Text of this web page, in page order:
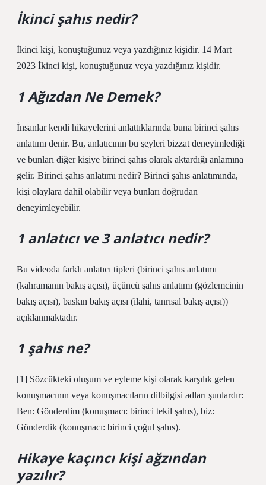
İkinci şahıs nedir?
İkinci kişi, konuştuğunuz veya yazdığınız kişidir. 14 Mart
2023 İkinci kişi, konuştuğunuz veya yazdığınız kişidir.
1 Ağızdan Ne Demek?
İnsanlar kendi hikayelerini anlattıklarında buna birinci şahıs
anlatımı denir. Bu, anlatıcının bu şeyleri bizzat deneyimlediği
ve bunları diğer kişiye birinci şahıs olarak aktardığı anlamına
gelir. Birinci şahıs anlatımı nedir? Birinci şahıs anlatımında,
kişi olaylara dahil olabilir veya bunları doğrudan
deneyimleyebilir.
1 anlatıcı ve 3 anlatıcı nedir?
Bu videoda farklı anlatıcı tipleri (birinci şahıs anlatımı
(kahramanın bakış açısı), üçüncü şahıs anlatımı (gözlemcinin
bakış açısı), baskın bakış açısı (ilahi, tanrısal bakış açısı))
açıklanmaktadır.
1 şahıs ne?
[1] Sözcükteki oluşum ve eyleme kişi olarak karşılık gelen
konuşmacının veya konuşmacıların dilbilgisi adları şunlardır:
Ben: Gönderdim (konuşmacı: birinci tekil şahıs), biz:
Gönderdik (konuşmacı: birinci çoğul şahıs).
Hikaye kaçıncı kişi ağzından
yazılır?